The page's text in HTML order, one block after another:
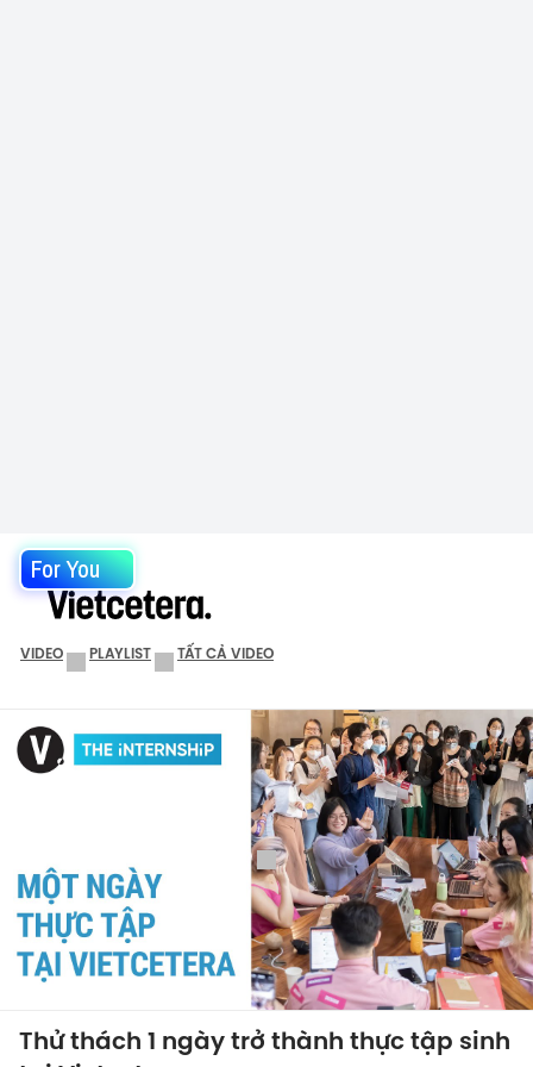
For You
VIDEO PLAYLIST TẤT CẢ VIDEO
Thử thách 1 ngày trở thành thực tập sinh